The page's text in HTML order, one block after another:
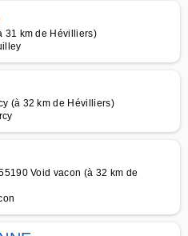
31 km de Hévilliers)
(à 32 km de Hévilliers)
Void vacon (à 32 km de